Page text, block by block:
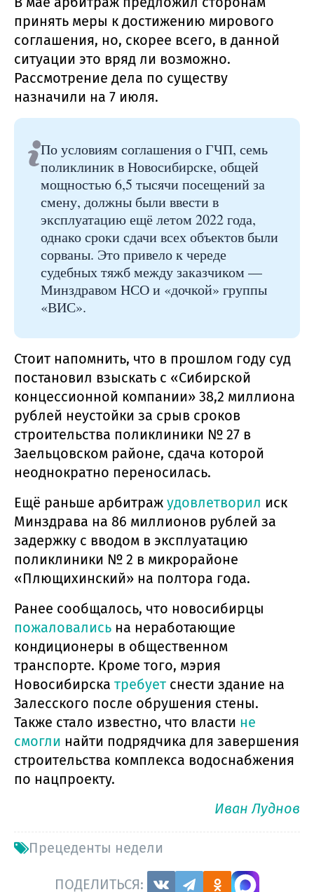
принять меры к достижению мирового
соглашения, но, скорее всего, в данной
ситуации это вряд ли возможно.
Рассмотрение дела по существу
назначили на 7 июля.
По условиям соглашения о ГЧП, семь
поликлиник в Новосибирске, общей
мощностью 6,5 тысячи посещений за
смену, должны были ввести в
эксплуатацию ещё летом 2022 года,
однако сроки сдачи всех объектов были
сорваны. Это привело к череде
судебных тяжб между заказчиком —
Минздравом НСО и «дочкой» группы
«ВИС».
Стоит напомнить, что в прошлом году суд
постановил взыскать с «Сибирской
концессионной компании» 38,2 миллиона
рублей неустойки за срыв сроков
строительства поликлиники № 27 в
Заельцовском районе, сдача которой
неоднократно переносилась.
Ещё раньше арбитраж удовлетворил иск
Минздрава на 86 миллионов рублей за
задержку с вводом в эксплуатацию
поликлиники № 2 в микрорайоне
«Плющихинский» на полтора года.
Ранее сообщалось, что новосибирцы
пожаловались на неработающие
кондиционеры в общественном
транспорте. Кроме того, мэрия
Новосибирска требует снести здание на
Залесского после обрушения стены.
Также стало известно, что власти не
смогли найти подрядчика для завершения
строительства комплекса водоснабжения
по нацпроекту.
Иван Луднов
Прецеденты недели
ПОДЕЛИТЬСЯ: